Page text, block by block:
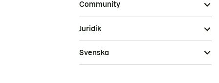
Community
Juridik
Svenska